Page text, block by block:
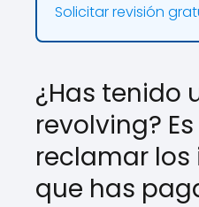
Solicitar revisión
¿Has tenido
revolving?
reclamar los
que has